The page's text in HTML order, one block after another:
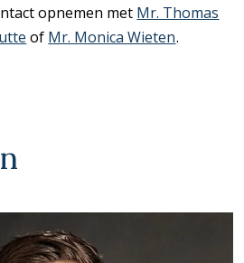
opnemen met Mr. Thomas
of Mr. Monica Wieten.